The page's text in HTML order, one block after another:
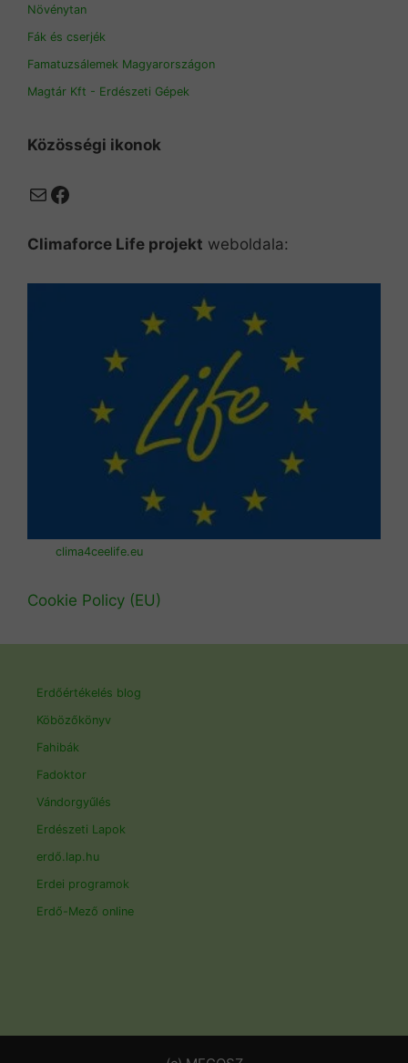
Növénytan
Fák és cserjék
Famatuzsálemek Magyarországon
Magtár Kft - Erdészeti Gépek
Közösségi ikonok
MailFacebook
Climaforce Life projekt weboldala:
clima4ceelife.eu
Cookie Policy (EU)
Erdőértékelés blog
Köbözőkönyv
Fahibák
Fadoktor
Vándorgyűlés
Erdészeti Lapok
erdő.lap.hu
Erdei programok
Erdő-Mező online